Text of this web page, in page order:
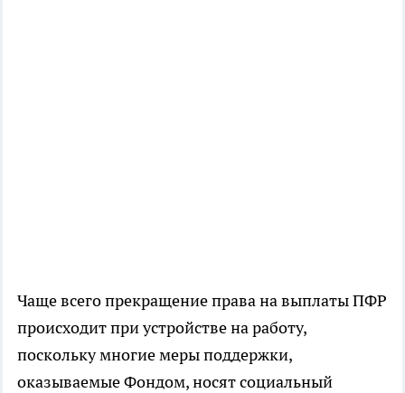
Чаще всего прекращение права на выплаты ПФР
происходит при устройстве на работу,
поскольку многие меры поддержки,
оказываемые Фондом, носят социальный